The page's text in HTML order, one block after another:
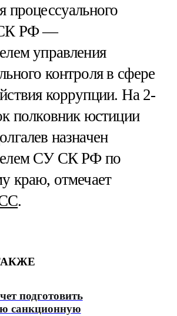
процессуального
СК РФ —
управления
контроля в сфере
коррупции. На 2-
полковник юстиции
назначен
СУ СК РФ по
краю, отмечает
.
подготовить
санкционную